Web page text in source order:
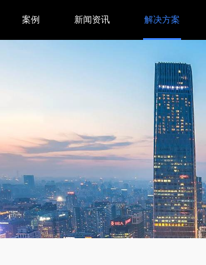
、排序合并与哈
案例 新闻资讯 解决方案